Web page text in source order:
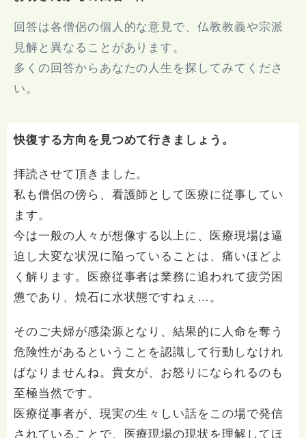
回答は各僧侶の個人的な意見で、仏教教義や宗派
見解と異なることがあります。
多くの回答からあなたの人生を探してみてくださ
い。
快復する方向を見つめて行きましょう。
拝読させて頂きました。
私も僧侶の傍ら、看護師として医療に従事してい
ます。
今は一般の人々が想像する以上に、医療現場は逼
迫し大変な状況に陥っていることは、痛いほどよ
く解ります。医療従事者は業務に追われて疲労困
憊であり、焼石に水状態ですねぇ…。
そのご夫婦が感染源となり、結果的に人命を奪う
危険性があるということを認識して行動しなけれ
ばなりませんね。貴女が、お怒りになられるのも
至極当然です。
医療従事者が、現実の生々しい話をこの場で発信
されていることで、医療現場の現状を理解してほ